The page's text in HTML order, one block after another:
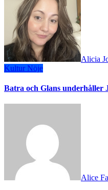
Alicia
Kultur Nöje
Batra och Glans underhåller
Alice